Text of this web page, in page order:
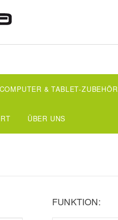
COMPUTER & TABLET-ZUBEHÖR
ÜBER UNS
FUNKTION: